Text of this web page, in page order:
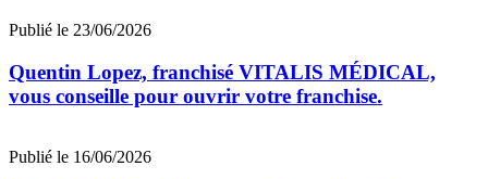
Publié le 23/06/2026
Quentin Lopez, franchisé VITALIS MÉDICAL,
vous conseille pour ouvrir votre franchise.
Publié le 16/06/2026